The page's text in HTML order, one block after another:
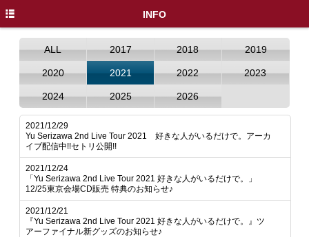
INFO
ALL 2017 2018 2019
2020 2021 2022 2023
2024 2025 2026
2021/12/29
Yu Serizawa 2nd Live Tour 2021 好きな人がいるだけで。アーカ
イブ配信中!!セトリ公開!!
2021/12/24
「Yu Serizawa 2nd Live Tour 2021 好きな人がいるだけで。」
12/25東京会場CD販売 特典のお知らせ♪
2021/12/21
『Yu Serizawa 2nd Live Tour 2021 好きな人がいるだけで。』ツ
アーファイナル新グッズのお知らせ♪
HOME
INFO
PROFILE
LIVE / EVENT
MEDIA
MOVIE
GOODS
SPECIAL